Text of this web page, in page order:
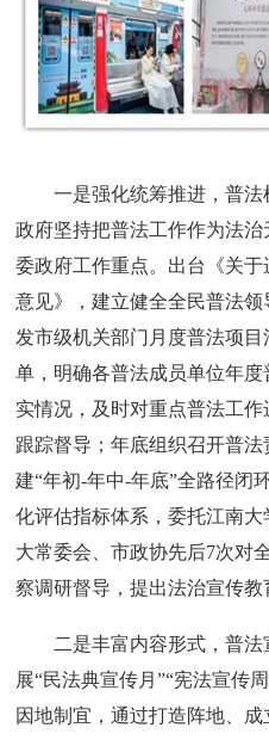
一是强化统筹推进，普法
政府坚持把普法工作作为法
委政府工作重点。出台《关
意见》，建立健全全民普法
发市级机关部门月度普法项
单，明确各普法成员单位年
实情况，及时对重点普法工
跟踪督导；年底组织召开普
建“年初-年中-年底”全路径闭
化评估指标体系，委托江南
大常委会、市政协先后7次对
察调研督导，提出法治宣传教
二是丰富内容形式，普法
展“民法典宣传月”“宪法宣传
因地制宜，通过打造阵地、